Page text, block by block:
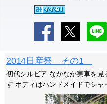
2014日産祭 その1
初代シルビア なかなか実車を
す ボディはハンドメイドでシャ